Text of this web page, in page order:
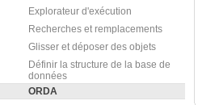
Explorateur d'exécution
Recherches et remplacements
Glisser et déposer des objets
Définir la structure de la base de
données
ORDA